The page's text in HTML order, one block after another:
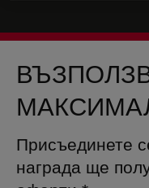
Присъединете
награда ще